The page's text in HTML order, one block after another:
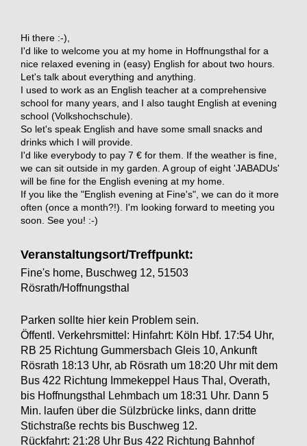
Hi there :-),
I'd like to welcome you at my home in Hoffnungsthal for a
nice relaxed evening in (easy) English for about two hours.
Let's talk about everything and anything.
I used to work as an English teacher at a comprehensive
school for many years, and I also taught English at evening
school (Volkshochschule).
So let's speak English and have some small snacks and
drinks which I will provide.
I'd like everybody to pay 7 € for them. If the weather is fine,
we can sit outside in my garden. A group of eight 'JABADUs'
will be fine for the English evening at my home.
If you like the "English evening at Fine's", we can do it more
often (once a month?!). I'm looking forward to meeting you
soon. See you! :-)
Veranstaltungsort/Treffpunkt:
Fine's home, Buschweg 12, 51503
Rösrath/Hoffnungsthal
Parken sollte hier kein Problem sein.
Öffentl. Verkehrsmittel: Hinfahrt: Köln Hbf. 17:54 Uhr,
RB 25 Richtung Gummersbach Gleis 10, Ankunft
Rösrath 18:13 Uhr, ab Rösrath um 18:20 Uhr mit dem
Bus 422 Richtung Immekeppel Haus Thal, Overath,
bis Hoffnungsthal Lehmbach um 18:31 Uhr. Dann 5
Min. laufen über die Sülzbrücke links, dann dritte
Stichstraße rechts bis Buschweg 12.
Rückfahrt: 21:28 Uhr Bus 422 Richtung Bahnhof